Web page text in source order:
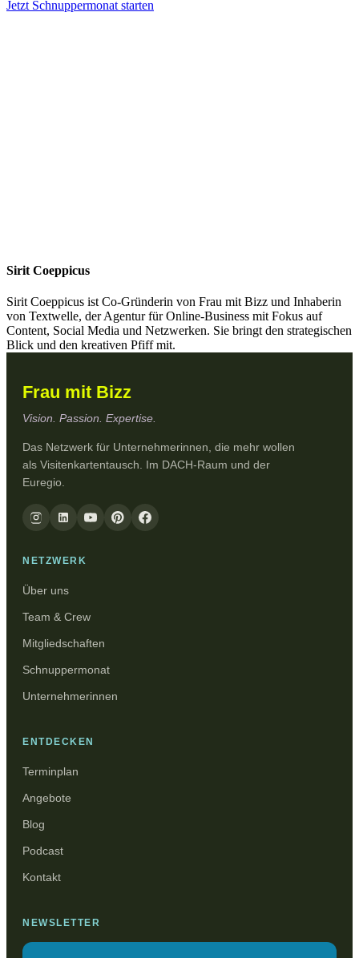
Jetzt Schnuppermonat starten
Sirit Coeppicus
Sirit Coeppicus ist Co-Gründerin von Frau mit Bizz und Inhaberin
von Textwelle, der Agentur für Online-Business mit Fokus auf
Content, Social Media und Netzwerken. Sie bringt den strategischen
Blick und den kreativen Pfiff mit.
Frau mit Bizz
Vision. Passion. Expertise.
Das Netzwerk für Unternehmerinnen, die mehr wollen
als Visitenkartentausch. Im DACH-Raum und der
Euregio.
NETZWERK
Über uns
Team & Crew
Mitgliedschaften
Schnuppermonat
Unternehmerinnen
ENTDECKEN
Terminplan
Angebote
Blog
Podcast
Kontakt
NEWSLETTER